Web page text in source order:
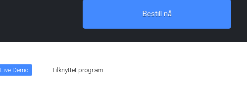
Bestill nå
Live Demo Tilknyttet program